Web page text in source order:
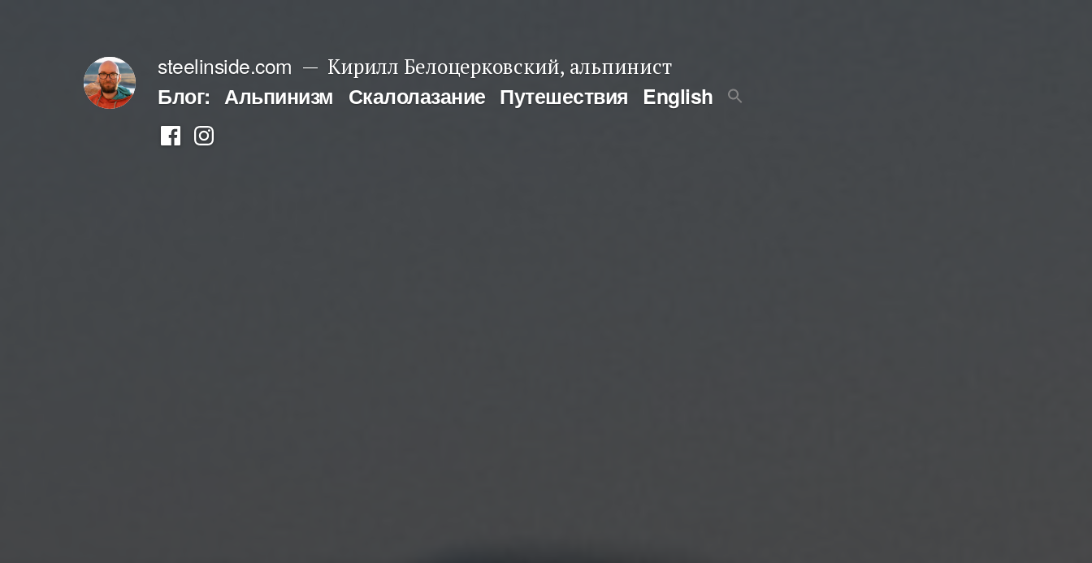
содержимому
steelinside.com Кирилл Белоцерковский, альпинист
Блог: Альпинизм Скалолазание Путешествия English
ФейсбукИнстаграм